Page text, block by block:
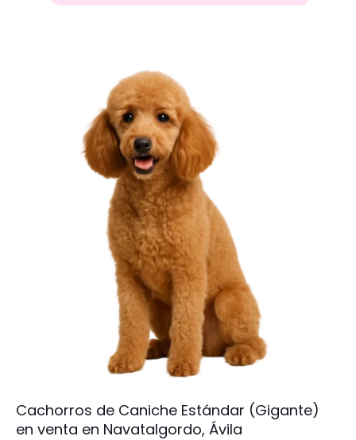
Cachorros de Caniche Estándar (Gigante)
en venta en Navatalgordo, Ávila